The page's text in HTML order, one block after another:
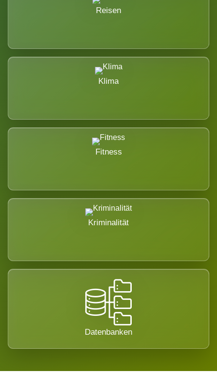
Reisen
Klima
Fitness
Kriminalität
Datenbanken